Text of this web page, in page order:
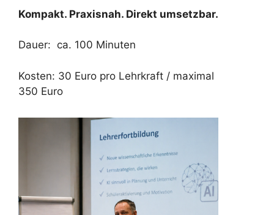
Kompakt. Praxisnah. Direkt umsetzbar.
Dauer: ca. 100 Minuten
Kosten: 30 Euro pro Lehrkraft / maximal
350 Euro